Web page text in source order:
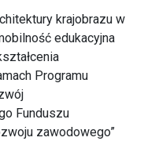
krajobrazu w
edukacyjna
Programu
Funduszu
zawodowego”